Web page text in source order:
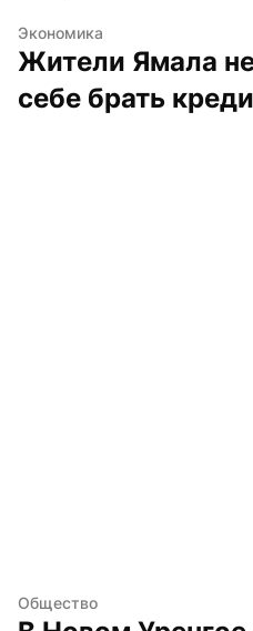
Экономика
Жители Ямала
себе брать
Общество